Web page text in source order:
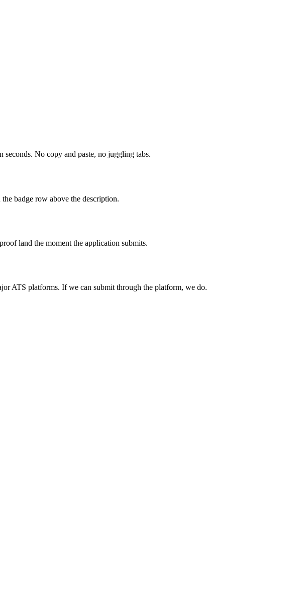
No copy and paste, no juggling tabs.
badge row above the description.
land the moment the application submits.
ATS platforms. If we can submit through the platform, we do.